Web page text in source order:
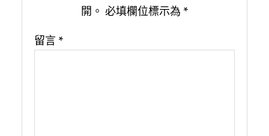
開。 必填欄位標示為 *
留言 *